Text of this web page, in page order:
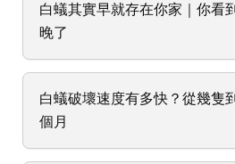
白蟻其實早就存在你家｜你看
晚了
白蟻破壞速度有多快？從幾隻
個月